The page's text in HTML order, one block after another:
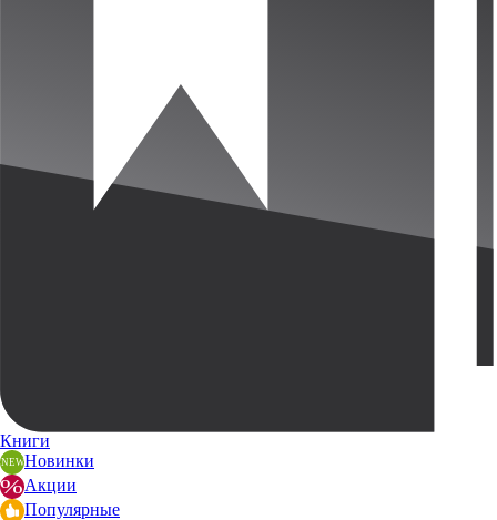
Книги
Новинки
Акции
Популярные